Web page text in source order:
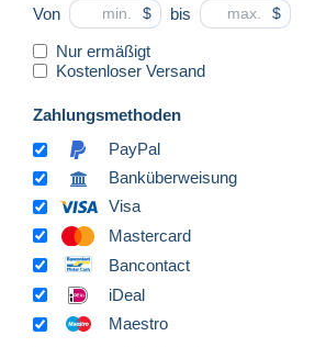
Von $ bis $
Nur ermäßigt
Kostenloser Versand
Zahlungsmethoden
PayPal
Banküberweisung
Visa
Mastercard
Bancontact
iDeal
Maestro